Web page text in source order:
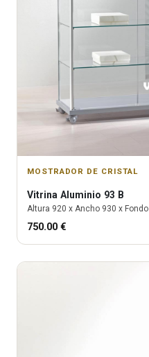
MOSTRADOR DE CRISTAL
Vitrina Aluminio 93 B
Altura 920 x Ancho 930 x Fondo
750.00 €